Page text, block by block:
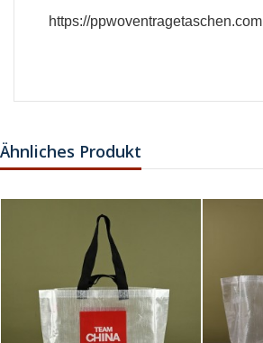
https://ppwoventragetaschen.com
Ähnliches Produkt